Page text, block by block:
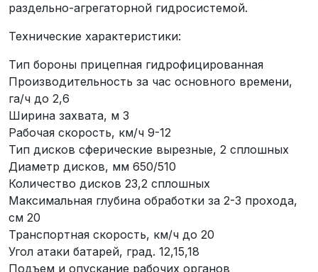
раздельно-агрегаторной гидросистемой.
Технические характеристики:
Тип бороны прицепная гидрофицированная
Производительность за час основного времени,
га/ч до 2,6
Ширина захвата, м 3
Рабочая скорость, км/ч 9-12
Тип дисков сферические вырезные, 2 сплошных
Диаметр дисков, мм 650/510
Количество дисков 23,2 сплошных
Максимальная глубина обработки за 2-3 прохода,
см 20
Транспортная скорость, км/ч до 20
Угол атаки батарей, град. 12,15,18
Подъем и опускание рабочих органов